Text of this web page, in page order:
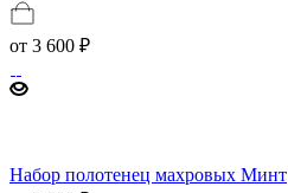
от 3 600 ₽
Набор полотенец махровых Минт